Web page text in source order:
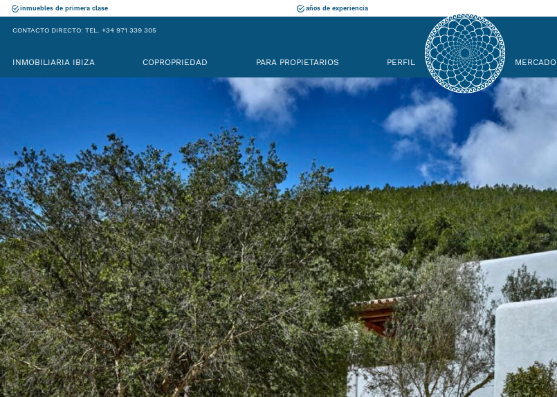
inmuebles de primera clase años de experiencia
CONTACTO DIRECTO: TEL. +34 971 339 305
INMOBILIARIA IBIZA COPROPRIEDAD PARA PROPIETARIOS PERFIL MERCADO